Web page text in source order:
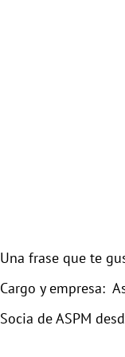
Una frase que te
Cargo y empresa:
Socia de ASPM